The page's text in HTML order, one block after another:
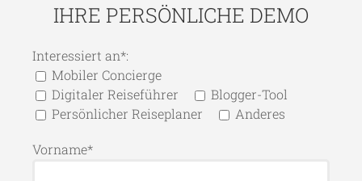
IHRE PERSÖNLICHE DEMO
Interessiert an*:
Mobiler Concierge
Digitaler Reiseführer
Blogger-Tool
Persönlicher Reiseplaner
Anderes
Vorname*